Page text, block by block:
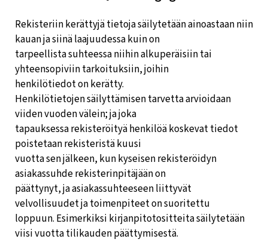
Rekisteriin kerättyjä tietoja säilytetään ainoastaan niin
kauan ja siinä laajuudessa kuin on
tarpeellista suhteessa niihin alkuperäisiin tai
yhteensopiviin tarkoituksiin, joihin
henkilötiedot on kerätty.
Henkilötietojen säilyttämisen tarvetta arvioidaan
viiden vuoden välein; ja joka
tapauksessa rekisteröityä henkilöä koskevat tiedot
poistetaan rekisteristä kuusi
vuotta sen jälkeen, kun kyseisen rekisteröidyn
asiakassuhde rekisterinpitäjään on
päättynyt, ja asiakassuhteeseen liittyvät
velvollisuudet ja toimenpiteet on suoritettu
loppuun. Esimerkiksi kirjanpitotositteita säilytetään
viisi vuotta tilikauden päättymisestä.